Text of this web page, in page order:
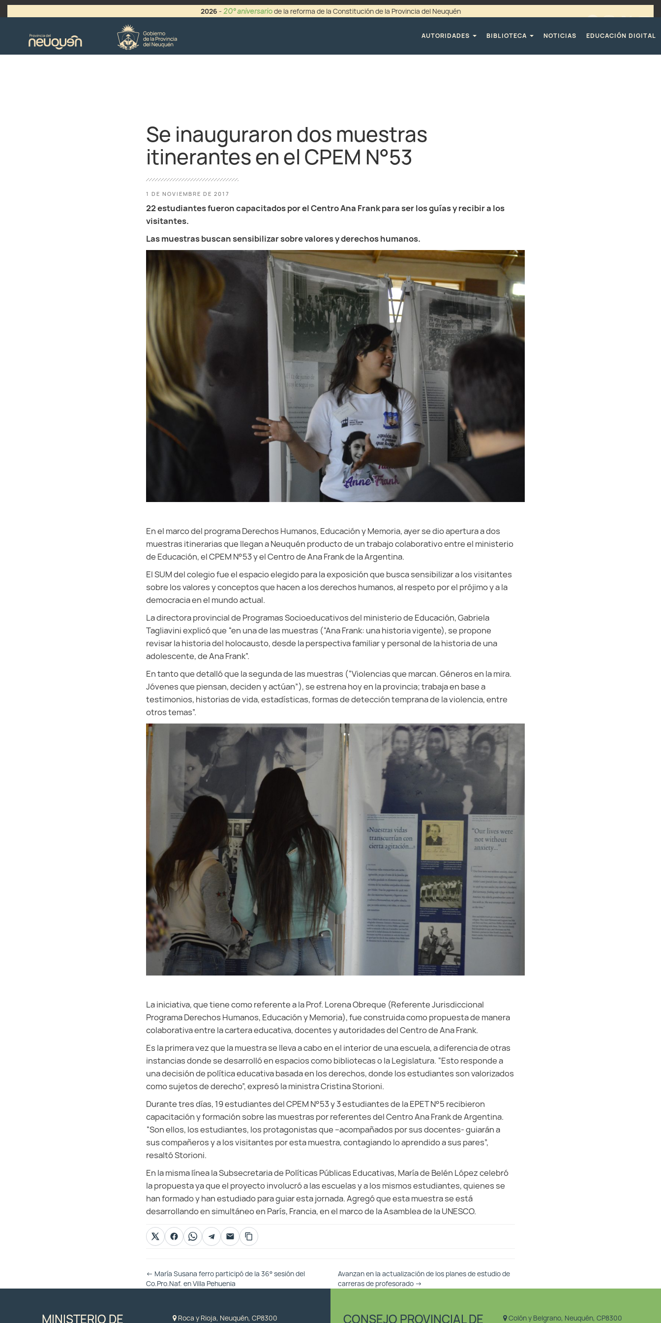
2026 - 20° aniversariode la reforma de la Constitución de la Provincia del Neuquén
AUTORIDADES
BIBLIOTECA NOTICIAS EDUCACIÓN DIGITAL
Se inauguraron dos muestras
itinerantes en el CPEM N°53
1 DE NOVIEMBRE DE 2017
22 estudiantes fueron capacitados por el Centro Ana Frank para ser los guías y recibir a los
visitantes.
Las muestras buscan sensibilizar sobre valores y derechos humanos.
En el marco del programa Derechos Humanos, Educación y Memoria, ayer se dio apertura a dos
muestras itinerarias que llegan a Neuquén producto de un trabajo colaborativo entre el ministerio
de Educación, el CPEM N°53 y el Centro de Ana Frank de la Argentina.
El SUM del colegio fue el espacio elegido para la exposición que busca sensibilizar a los visitantes
sobre los valores y conceptos que hacen a los derechos humanos, al respeto por el prójimo y a la
democracia en el mundo actual.
La directora provincial de Programas Socioeducativos del ministerio de Educación, Gabriela
Tagliavini explicó que “en una de las muestras (“Ana Frank: una historia vigente), se propone
revisar la historia del holocausto, desde la perspectiva familiar y personal de la historia de una
adolescente, de Ana Frank”.
En tanto que detalló que la segunda de las muestras (“Violencias que marcan. Géneros en la mira.
Jóvenes que piensan, deciden y actúan”), se estrena hoy en la provincia; trabaja en base a
testimonios, historias de vida, estadísticas, formas de detección temprana de la violencia, entre
otros temas”.
La iniciativa, que tiene como referente a la Prof. Lorena Obreque (Referente Jurisdiccional
Programa Derechos Humanos, Educación y Memoria), fue construida como propuesta de manera
colaborativa entre la cartera educativa, docentes y autoridades del Centro de Ana Frank.
Es la primera vez que la muestra se lleva a cabo en el interior de una escuela, a diferencia de otras
instancias donde se desarrolló en espacios como bibliotecas o la Legislatura. “Esto responde a
una decisión de política educativa basada en los derechos, donde los estudiantes son valorizados
como sujetos de derecho”, expresó la ministra Cristina Storioni.
Durante tres días, 19 estudiantes del CPEM N°53 y 3 estudiantes de la EPET N°5 recibieron
capacitación y formación sobre las muestras por referentes del Centro Ana Frank de Argentina.
“Son ellos, los estudiantes, los protagonistas que –acompañados por sus docentes- guiarán a
sus compañeros y a los visitantes por esta muestra, contagiando lo aprendido a sus pares”,
resaltó Storioni.
En la misma línea la Subsecretaria de Políticas Públicas Educativas, María de Belén López celebró
la propuesta ya que el proyecto involucró a las escuelas y a los mismos estudiantes, quienes se
han formado y han estudiado para guiar esta jornada. Agregó que esta muestra se está
desarrollando en simultáneo en París, Francia, en el marco de la Asamblea de la UNESCO.
Otras
Entradas
← María Susana ferro participó de la 36° sesión del
Co.Pro.Naf. en Villa Pehuenia
Avanzan en la actualización de los planes de estudio de
carreras de profesorado →
MINISTERIO DE Roca y Rioja, Neuquén, CP8300 CONSEJO PROVINCIAL DE Colón y Belgrano, Neuquén, CP8300